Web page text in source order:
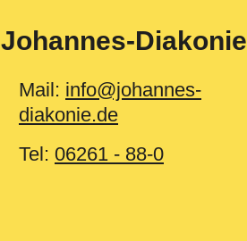
Johannes-Diakonie
Mail: info@johannes-
diakonie.de
Tel: 06261 - 88-0